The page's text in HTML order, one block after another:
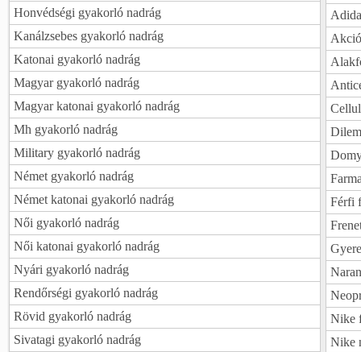
Honvédségi gyakorló nadrág
Kanálzsebes gyakorló nadrág
Katonai gyakorló nadrág
Magyar gyakorló nadrág
Magyar katonai gyakorló nadrág
Mh gyakorló nadrág
Military gyakorló nadrág
Német gyakorló nadrág
Német katonai gyakorló nadrág
Női gyakorló nadrág
Női katonai gyakorló nadrág
Nyári gyakorló nadrág
Rendőrségi gyakorló nadrág
Rövid gyakorló nadrág
Sivatagi gyakorló nadrág
Férfi
Nike
Nike